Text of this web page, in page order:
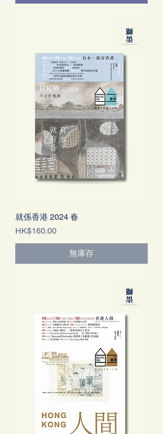
就係香港 2024 春
價格
HK$160.00
無庫存